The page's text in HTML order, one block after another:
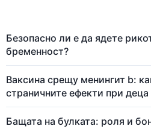
Безопасно ли е да ядете
бременност?
Ваксина срещу менингит b:
страничните ефекти при деца
Бащата на булката: роля и